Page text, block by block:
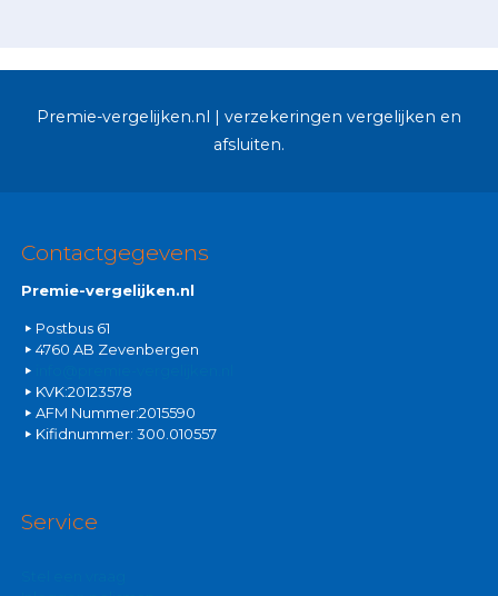
Premie-vergelijken.nl | verzekeringen vergelijken en
afsluiten.
Contactgegevens
Premie-vergelijken.nl
Postbus 61
4760 AB Zevenbergen
KVK:20123578
AFM Nummer:2015590
Kifidnummer: 300.010557
Service